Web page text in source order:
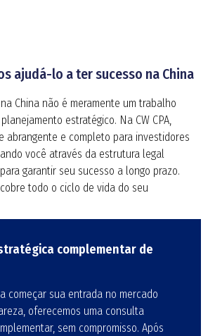
ajudá-lo a ter sucesso na China
China não é meramente um trabalho
estratégico. Na CW CPA,
abrangente e completo para investidores
você através da estrutura legal
garantir seu sucesso a longo prazo.
todo o ciclo de vida do seu
complementar de
começar sua entrada no mercado
oferecemos uma consulta
sem compromisso. Após